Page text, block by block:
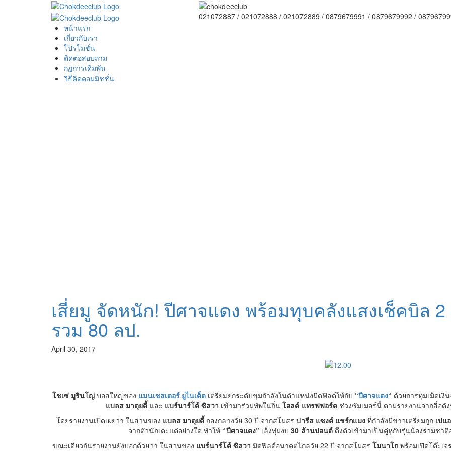
021072887 / 021072888 / 021072889 / 0879679991 / 0879679992 /
หน้าแรก
เกี่ยวกับเรา
โปรโมชั่น
ติดต่อสอบถาม
กฏการเดิมพัน
วิธีคิดคอมมิชชั่น
เสี่ยมู จัดหนัก! ปีศาจแดง พร้อมทุบคลังแสงเช็คบิล
รวม 80 ลป.
April 30, 2017
โชเซ่ มูรินโญ่ บอสใหญ่ของ แมนเชสเตอร์ ยูไนเต็ด เตรียมยกระดับขุมกำลังในตำแหน่งมิดฟิลด์ให้กับ “ปีศาจแดง“ ด้วยการทุ่มเม็ดเ
แบลส มาตุยดี้และ แบร์นาร์โด้ ซิลวา เข้ามาร่วมทัพในถิ่น โอลด์ แทรฟฟอร์ด ช่วงซัมเมอร์นี้ ตามรายงานจากสื่อดั
โดยรายงานเปิดเผยว่า ในส่วนของ แบลส มาตุยดี้กองกลางวัย 30 ปี จากสโมสร ปารีส แซงต์ แชร์กแมงที่กำลังมีข่าวเตรียมถูก เปแ
จากตัวนักเตะแต่อย่างใด ทำให้ “ปีศาจแดง” เล็งทุ่มงบ 30 ล้านปอนด์ ดึงตัวเข้ามาเป็นคู่หูกับรุ่นน้องร่วมชา
ขณะเดียวกันรายงานยังบอกด้วยว่า ในส่วนของ แบร์นาร์โด้ ซิลวา มิดฟิลด์อนาคตไกลวัย 22 ปี จากสโมสร โมนาโกพร้อมเปิดโต๊ะเ